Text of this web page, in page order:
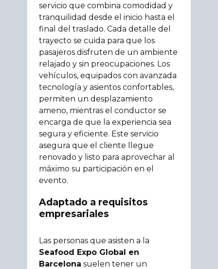
servicio que combina comodidad y
tranquilidad desde el inicio hasta el
final del traslado. Cada detalle del
trayecto se cuida para que los
pasajeros disfruten de un ambiente
relajado y sin preocupaciones. Los
vehículos, equipados con avanzada
tecnología y asientos confortables,
permiten un desplazamiento
ameno, mientras el conductor se
encarga de que la experiencia sea
segura y eficiente. Este servicio
asegura que el cliente llegue
renovado y listo para aprovechar al
máximo su participación en el
evento.
Adaptado a requisitos
empresariales
Las personas que asisten a la
Seafood Expo Global en
Barcelona suelen tener un